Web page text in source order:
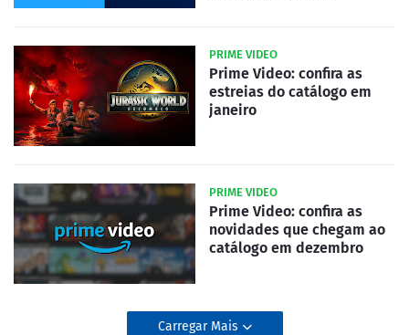
PRIME VIDEO
Prime Video: confira as
estreias do catálogo em
janeiro
PRIME VIDEO
Prime Video: confira as
novidades que chegam ao
catálogo em dezembro
Carregar Mais